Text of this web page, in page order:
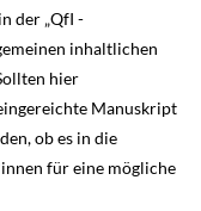
der „QfI -
inhaltlichen
hier
Manuskript
ob es in die
für eine mögliche